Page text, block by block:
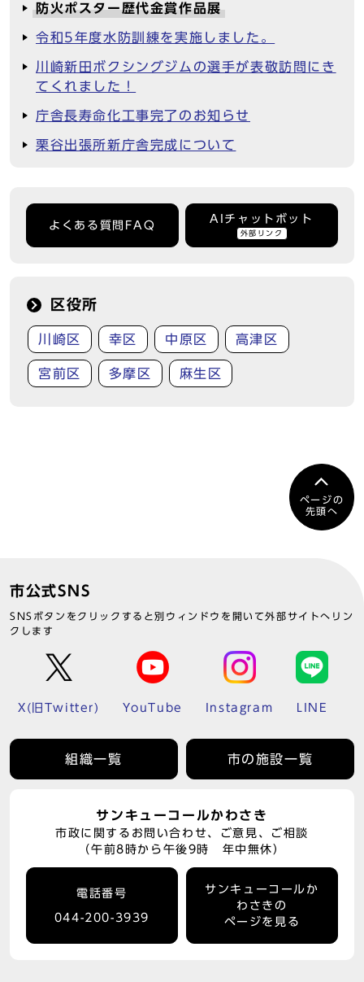
防火ポスター歴代金賞作品展
令和5年度水防訓練を実施しました。
川崎新田ボクシングジムの選手が表敬訪問にき
てくれました！
庁舎長寿命化工事完了のお知らせ
栗谷出張所新庁舎完成について
よくある質問FAQ
AIチャットボット
外部リンク
区役所
川崎区 幸区 中原区 高津区
宮前区 多摩区 麻生区
ページの
先頭へ
市公式SNS
SNSボタンをクリックすると別ウィンドウを開いて外部サイトへリン
クします
X(旧Twitter) YouTube Instagram LINE
組織一覧 市の施設一覧
サンキューコールかわさき
市政に関するお問い合わせ、ご意見、ご相談
（午前8時から午後9時 年中無休）
電話番号
044-200-3939
サンキューコールか
わさきの
ページを見る